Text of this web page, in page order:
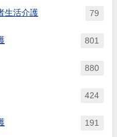
生活介護 79
801
880
424
191